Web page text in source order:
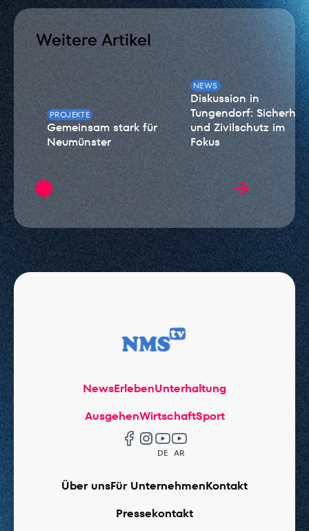
Weitere Artikel
PROJEKTE
Gemeinsam stark für
Neumünster
NEWS
Diskussion in
Tungendorf: Sicherheit
und Zivilschutz im
Fokus
NewsErlebenUnterhaltung
AusgehenWirtschaftSport
DE AR
Über unsFür UnternehmenKontakt
Pressekontakt